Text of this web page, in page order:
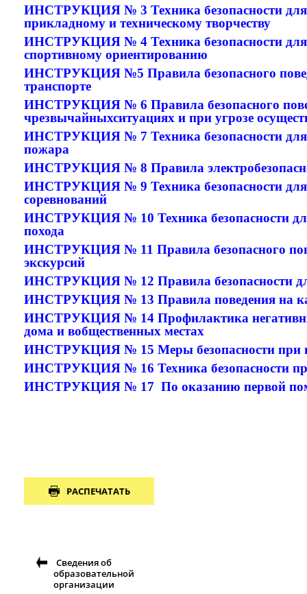
ИНСТРУКЦИЯ № 3 Техника безопасности для
прикладному и техническому творчеству
ИНСТРУКЦИЯ № 4 Техника безопасности
спортивному ориентированию
ИНСТРУКЦИЯ №5 Правила безопасного
транспорте
ИНСТРУКЦИЯ № 6 Правила безопасного
чрезвычайныхситуациях и при угрозе
ИНСТРУКЦИЯ № 7 Техника безопасности для
пожара
ИНСТРУКЦИЯ № 8 Правила
ИНСТРУКЦИЯ № 9 Техника безопасности для
соревнований
ИНСТРУКЦИЯ № 10 Техника безопасности
похода
ИНСТРУКЦИЯ № 11 Правила безопасного
экскурсий
ИНСТРУКЦИЯ № 12 Правила безопасности
ИНСТРУКЦИЯ № 13 Правила поведения на
ИНСТРУКЦИЯ № 14 Профилактика
дома и вобщественных местах
ИНСТРУКЦИЯ № 15 Меры безопасности при
ИНСТРУКЦИЯ № 16 Техника безопасности
ИНСТРУКЦИЯ № 17 По оказанию первой
РАСПЕЧАТАТЬ
Сведения об
образовательной
организации